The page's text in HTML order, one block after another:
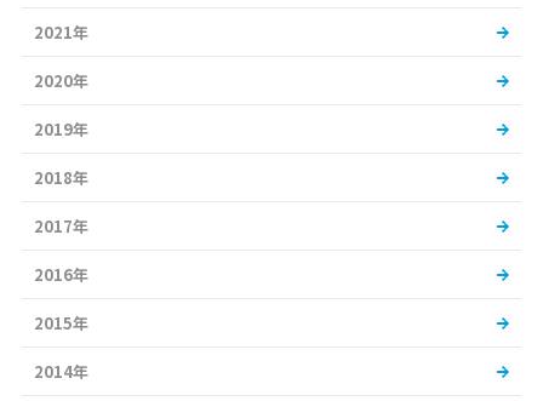
2021年
2020年
2019年
2018年
2017年
2016年
2015年
2014年